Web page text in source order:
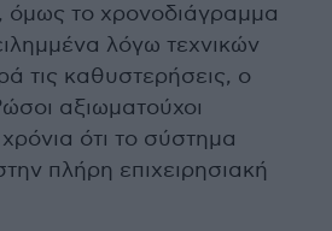
όμως το χρονοδιάγραμμα
λόγω τεχνικών
τις καθυστερήσεις, ο
αξιωματούχοι
ότι το σύστημα
πλήρη επιχειρησιακή